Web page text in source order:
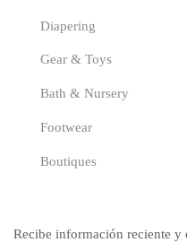
Diapering
Gear & Toys
Bath & Nursery
Footwear
Boutiques
Recibe información reciente y